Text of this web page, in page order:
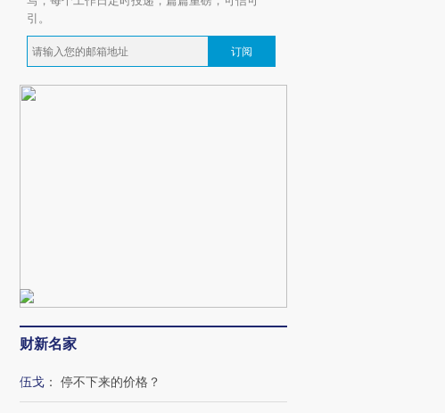
引。
订阅
财新名家
伍戈 ： 停不下来的价格？